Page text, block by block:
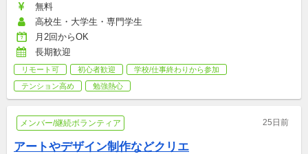
無料
高校生・大学生・専門学生
月2回からOK
長期歓迎
リモート可 初心者歓迎
学校/仕事終わりから参加
テンション高め
勉強熱心
メンバー/継続ボランティア 25日前
アートやデザイン制作などクリエ